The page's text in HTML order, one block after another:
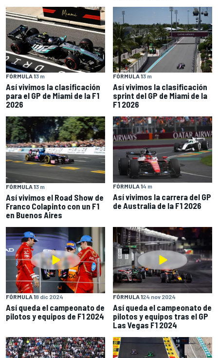
FÓRMULA 13 m
Así vivimos la clasificación
para el GP de Miami de la F1
2026
FÓRMULA 13 m
Así vivimos la clasificación
sprint del GP de Miami de la
F1 2026
FÓRMULA 13 m
Así vivimos el Road Show de
Franco Colapinto con un F1
en Buenos Aires
FÓRMULA 14 m
Así vivimos la carrera del GP
de Australia de la F1 2026
FÓRMULA 18 dic 2024
Así queda el campeonato de
pilotos y equipos de F1 2024
FÓRMULA 124 nov 2024
Así queda el campeonato de
pilotos y equipos tras el GP
Las Vegas F1 2024